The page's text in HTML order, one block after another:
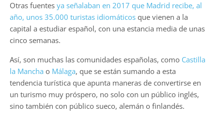
Otras fuentes ya señalaban en 2017 que Madrid recibe, al
año, unos 35.000 turistas idiomáticos que vienen a la
capital a estudiar español, con una estancia media de unas
cinco semanas.
Así, son muchas las comunidades españolas, como Castilla
la Mancha o Málaga, que se están sumando a esta
tendencia turística que apunta maneras de convertirse en
un turismo muy próspero, no solo con un público inglés,
sino también con público sueco, alemán o finlandés.